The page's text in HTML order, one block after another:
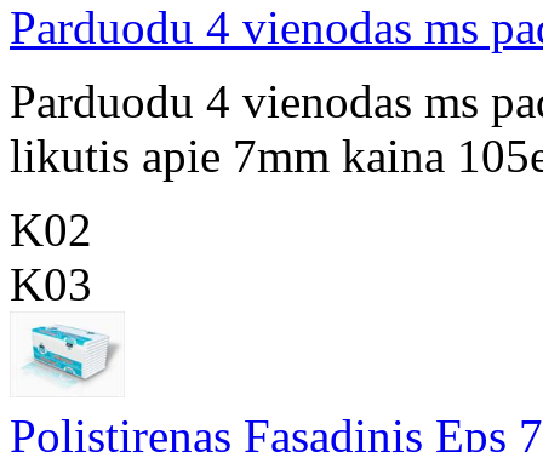
Parduodu 4 vienodas ms
Parduodu 4 vienodas ms
likutis apie 7mm kaina
K02
K03
Polistirenas Fasadinis Eps